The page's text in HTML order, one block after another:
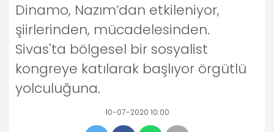
Dinamo, Nazım’dan etkileniyor,
şiirlerinden, mücadelesinden.
Sivas'ta bölgesel bir sosyalist
kongreye katılarak başlıyor örgütlü
yolculuğuna.
10-07-2020 10:00